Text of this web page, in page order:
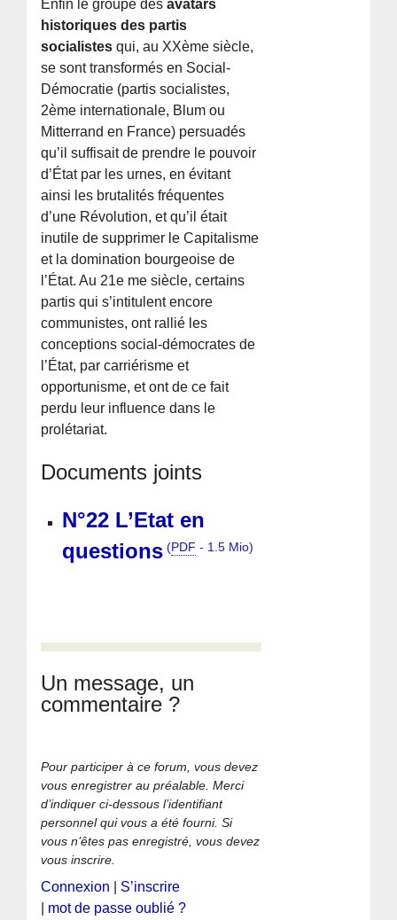
Enfin le groupe desavatars
historiques des partis
socialistes qui, au XXème siècle,
se sont transformés en Social-
Démocratie (partis socialistes,
2ème internationale, Blum ou
Mitterrand en France) persuadés
qu’il suffisait de prendre le pouvoir
d’État par les urnes, en évitant
ainsi les brutalités fréquentes
d’une Révolution, et qu’il était
inutile de supprimer le Capitalisme
et la domination bourgeoise de
l’État. Au 21e me siècle, certains
partis qui s’intitulent encore
communistes, ont rallié les
conceptions social-démocrates de
l’État, par carriérisme et
opportunisme, et ont de ce fait
perdu leur influence dans le
prolétariat.
Documents joints
N°22 L’Etat en
questions (PDF - 1.5 Mio)
Un message, un
commentaire ?
Pour participer à ce forum, vous devez
vous enregistrer au préalable. Merci
d’indiquer ci-dessous l’identifiant
personnel qui vous a été fourni. Si
vous n’êtes pas enregistré, vous devez
vous inscrire.
Connexion
S’inscrire
mot de passe oublié ?